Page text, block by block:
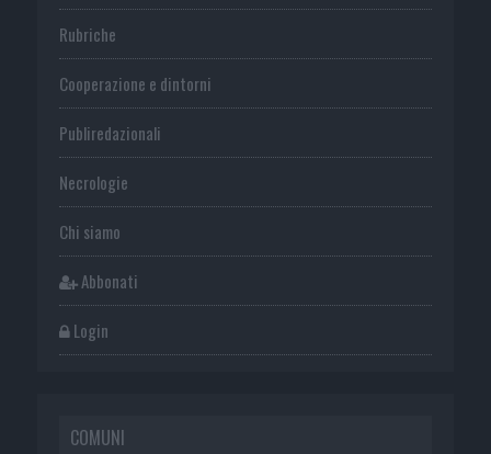
Rubriche
Cooperazione e dintorni
Publiredazionali
Necrologie
Chi siamo
Abbonati
Login
COMUNI